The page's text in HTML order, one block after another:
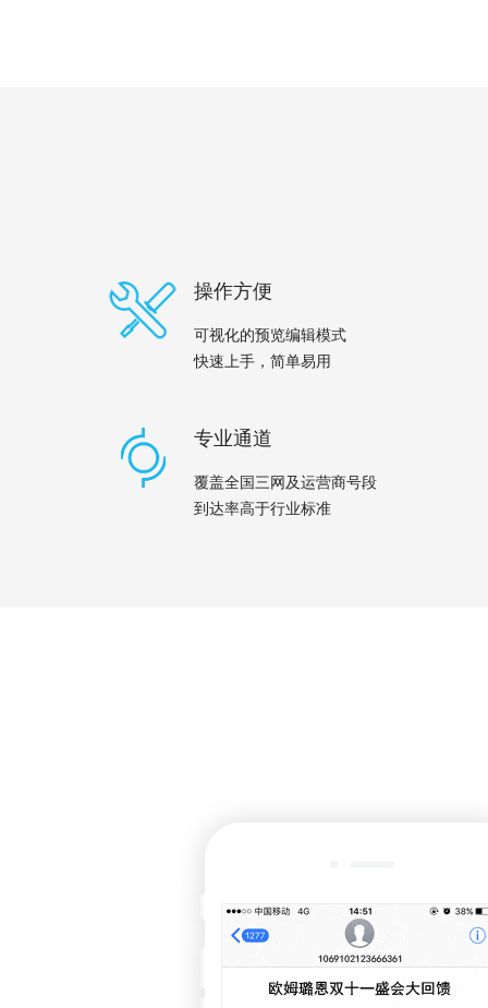
操作方便
可视化的预览编辑模式
快速上手，简单易用
专业通道
覆盖全国三网及运营商号段
到达率高于行业标准